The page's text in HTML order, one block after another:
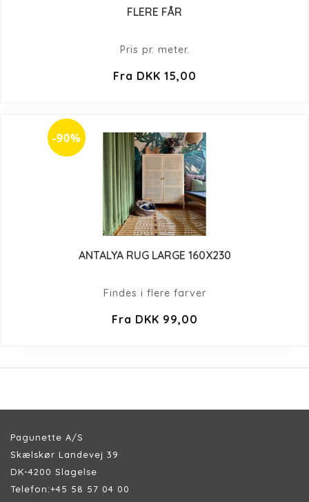
FLERE FÅR
Pris pr. meter.
Fra DKK 15,00
-90%
ANTALYA RUG LARGE 160X230
Findes i flere farver
Fra DKK 99,00
Pagunette A/S
Skælskør Landevej 39
DK-4200 Slagelse
Telefon:+45 58 57 04 00